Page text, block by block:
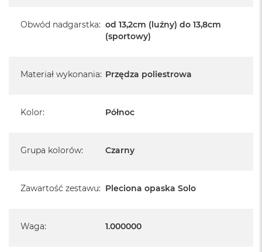
Obwód nadgarstka: od 13,2cm (luźny) do 13,8cm
(sportowy)
Materiał wykonania: Przędza poliestrowa
Kolor: Północ
Grupa kolorów: Czarny
Zawartość zestawu: Pleciona opaska Solo
Waga: 1.000000